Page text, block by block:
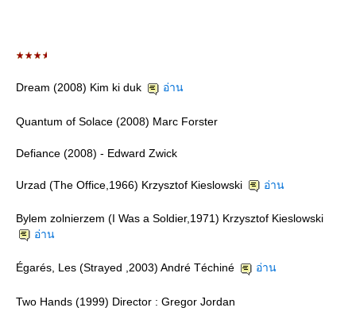
Dream (2008) Kim ki duk อ่าน
Quantum of Solace (2008) Marc Forster
Defiance (2008) - Edward Zwick
Urzad (The Office,1966) Krzysztof Kieslowski อ่าน
Bylem zolnierzem (I Was a Soldier,1971) Krzysztof Kieslowski
อ่าน
Égarés, Les (Strayed ,2003) André Téchiné อ่าน
Two Hands (1999) Director : Gregor Jordan